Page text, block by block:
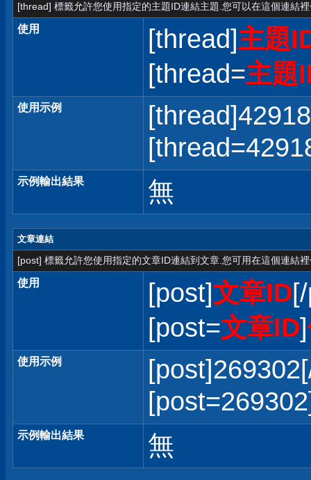
[thread] 標籤允許您使用指定的主題ID連結主題.您可以在這個連結
使用 [thread]主題
[thread=主題
使用示例
示例輸出結果 無
文章連結
[post] 標籤允許您使用指定的文章ID連結到文章.您可用在這個連結
使用 [post]文章ID
[post=文章ID]
使用示例
示例輸出結果 無